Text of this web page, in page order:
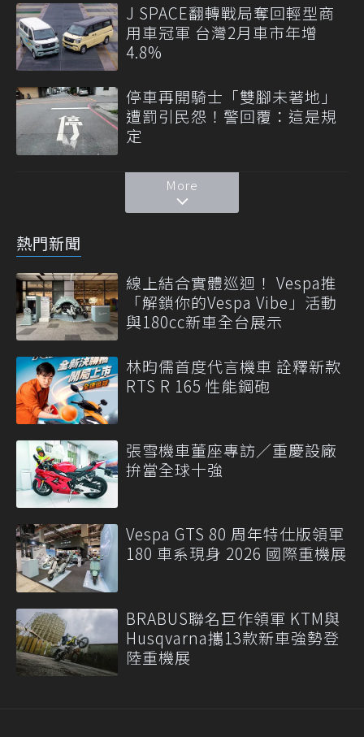
J SPACE翻轉戰局奪回輕型商
用車冠軍 台灣2月車市年增
4.8%
停車再開騎士「雙腳未著地」
遭罰引民怨！警回覆：這是規
定
More
熱門新聞
線上結合實體巡迴！ Vespa推
「解鎖你的Vespa Vibe」活動
與180cc新車全台展示
林昀儒首度代言機車 詮釋新款
RTS R 165 性能鋼砲
張雪機車董座專訪／重慶設廠
拚當全球十強
Vespa GTS 80 周年特仕版領軍
180 車系現身 2026 國際重機展
BRABUS聯名巨作領軍 KTM與
Husqvarna攜13款新車強勢登
陸重機展